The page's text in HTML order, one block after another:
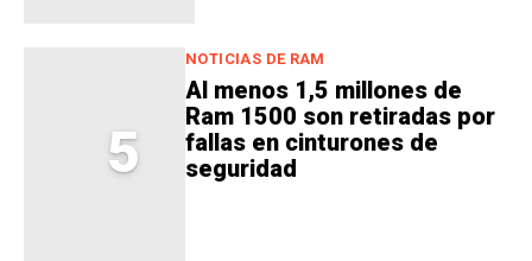
5
NOTICIAS DE RAM
Al menos 1,5 millones de
Ram 1500 son retiradas por
fallas en cinturones de
seguridad